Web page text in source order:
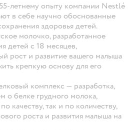
летнему опыту компании Nestlé
в себе научно обоснованные
здоровья детей.
молочко, разработанное
детей с 18 месяцев,
рост и развитие вашего малыша
крепкую основу для его
комплекс — разработка,
о белке грудного молока,
качеству, так и по количеству,
роста и развития малыша на